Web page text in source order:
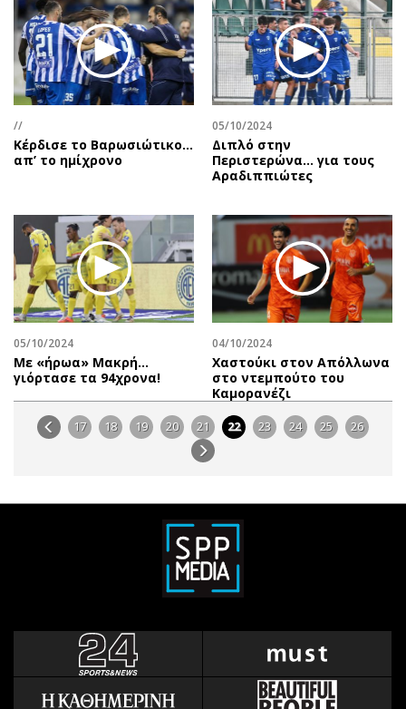
//
Κέρδισε το Βαρωσιώτικο…
απ’ το ημίχρονο
05/10/2024
Διπλό στην
Περιστερώνα… για τους
Αραδιππιώτες
05/10/2024
Με «ήρωα» Μακρή…
γιόρτασε τα 94χρονα!
04/10/2024
Χαστούκι στον Απόλλωνα
στο ντεμπούτο του
Καμορανέζι
17 18 19 20 21 22 23 24 25 26